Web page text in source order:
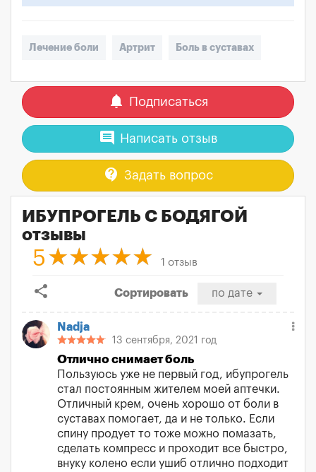
Лечение боли Артрит Боль в суставах
notifications Подписаться
comment Написать отзыв
contact_support Задать вопрос
ИБУПРОГЕЛЬ С БОДЯГОЙ
отзывы
5 1 отзыв
share Сортировать по дате
Nadja
13 сентября, 2021 год
Отлично снимает боль
Пользуюсь уже не первый год, ибупрогель
стал постоянным жителем моей аптечки.
Отличный крем, очень хорошо от боли в
суставах помогает, да и не только. Если
спину продует то тоже можно помазать,
сделать компресс и проходит все быстро,
внуку колено если ушиб отлично подходит